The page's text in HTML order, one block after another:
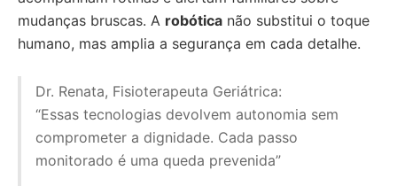
mudanças bruscas. A robótica não substitui o toque
humano, mas amplia a segurança em cada detalhe.
Dr. Renata, Fisioterapeuta Geriátrica:
“Essas tecnologias devolvem autonomia sem
comprometer a dignidade. Cada passo
monitorado é uma queda prevenida”